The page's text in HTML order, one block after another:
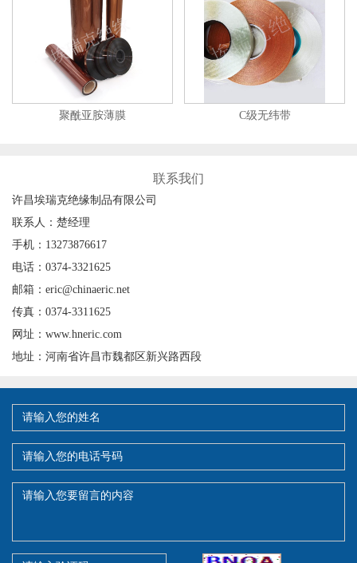
聚酰亚胺薄膜 C级无纬带
联系我们
许昌埃瑞克绝缘制品有限公司
联系人：楚经理
手机：13273876617
电话：0374-3321625
邮箱：eric@chinaeric.net
传真：0374-3311625
网址：www.hneric.com
地址：河南省许昌市魏都区新兴路西段